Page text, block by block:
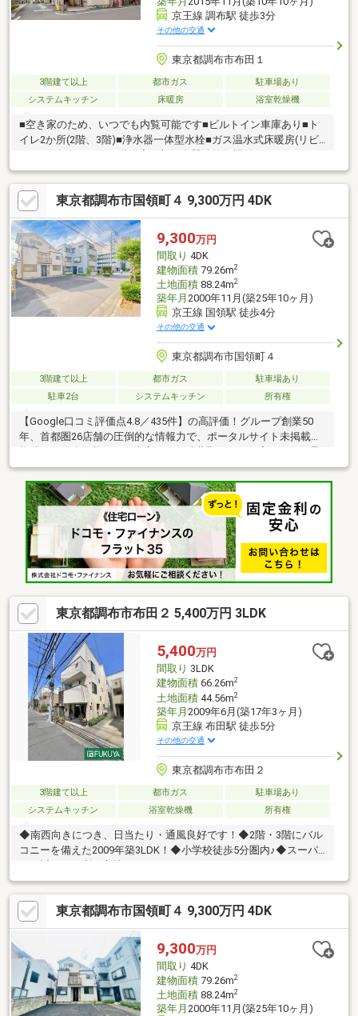
京王線 調布駅 徒歩3分
その他の交通
東京都調布市布田１
3階建て以上 都市ガス
駐車場あり
システムキッチン
床暖房 浴室乾燥機
■空き家のため、いつでも内覧可能です■ビルトイン車庫あり■ト
イレ2か所(2階、3階)■浄水器一体型水栓■ガス温水式床暖房(リビ
チン■浴室換気乾燥機■ＴＶモニタ付インターホン■2面以上バルコ
ニー■シャワー付洗面化粧台■屋根裏収納■床下収納■角地※建物の
建築面積30.92m2、車庫等の部分11.79m2含む。※角地緩和適用の
ため、建ぺい率+10％。
東京都調布市国領町４ 9,300万円 4DK
9,300万円
間取り 4DK
建物面積79.26m2
土地面積88.24m2
築年月 2000年11月(築25年10ヶ月)
京王線 国領駅 徒歩4分
その他の交通
東京都調布市国領町４
3階建て以上 都市ガス
駐車場あり
駐車2台
システムキッチン 所有権
【Google口コミ評価点4.8／435件】の高評価！グループ創業50
年、首都圏26店舗の圧倒的な情報力で、ポータルサイト未掲載の
認実績も豊富で、専属のローンアドバイザーが金利優遇や最適な
銀行選びをサポートいたします。「まずは見てみたい」「ご条件
が決まっていない」という段階のご相談も大歓迎です。些細な疑
問や不安もお任せください。一つひとつ、丁寧に解消させていた
だきます。まずはお問い合わせから、非公開情報や詳細な資金計
画をご確認いただき、理想のお住まい探しにお役立てくださいま
せ。お客様との素敵な出会いをお待ちしております。
東京都調布市布田２ 5,400万円 3LDK
5,400万円
間取り 3LDK
建物面積66.26m2
土地面積44.56m2
築年月 2009年6月(築17年3ヶ月)
京王線 布田駅 徒歩5分
その他の交通
東京都調布市布田２
3階建て以上 都市ガス
駐車場あり
システムキッチン
浴室乾燥機 所有権
◆南西向きにつき、日当たり・通風良好です！◆2階・3階にバル
コニーを備えた2009年築3LDK！◆小学校徒歩5分圏内♪◆スーパ
東京都調布市国領町４ 9,300万円 4DK
9,300万円
間取り 4DK
建物面積79.26m2
土地面積88.24m2
築年月 2000年11月(築25年10ヶ月)